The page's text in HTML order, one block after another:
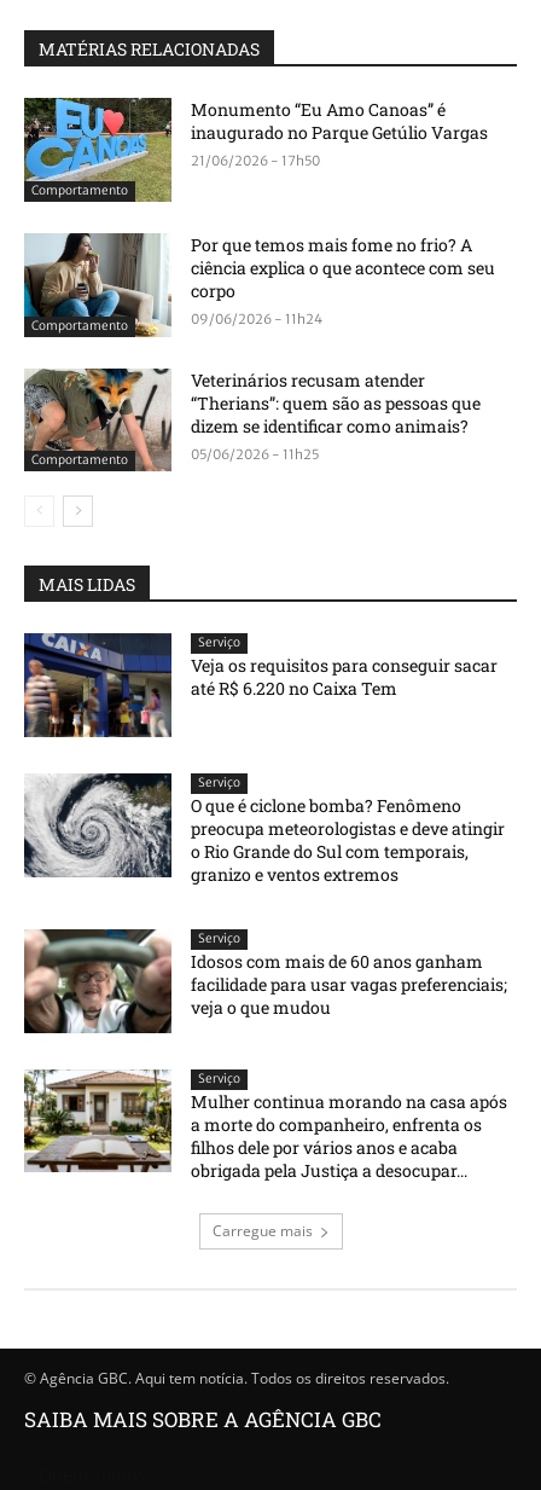
MATÉRIAS RELACIONADAS
Comportamento
Monumento “Eu Amo Canoas” é
inaugurado no Parque Getúlio Vargas
21/06/2026 - 17h50
Comportamento
Por que temos mais fome no frio? A
ciência explica o que acontece com seu
corpo
09/06/2026 - 11h24
Comportamento
Veterinários recusam atender
“Therians”: quem são as pessoas que
dizem se identificar como animais?
05/06/2026 - 11h25
MAIS LIDAS
Serviço
Veja os requisitos para conseguir sacar
até R$ 6.220 no Caixa Tem
Serviço
O que é ciclone bomba? Fenômeno
preocupa meteorologistas e deve atingir
o Rio Grande do Sul com temporais,
granizo e ventos extremos
Serviço
Idosos com mais de 60 anos ganham
facilidade para usar vagas preferenciais;
veja o que mudou
Serviço
Mulher continua morando na casa após
a morte do companheiro, enfrenta os
filhos dele por vários anos e acaba
obrigada pela Justiça a desocupar...
Carregue mais
© Agência GBC. Aqui tem notícia. Todos os direitos reservados.
SAIBA MAIS SOBRE A AGÊNCIA GBC